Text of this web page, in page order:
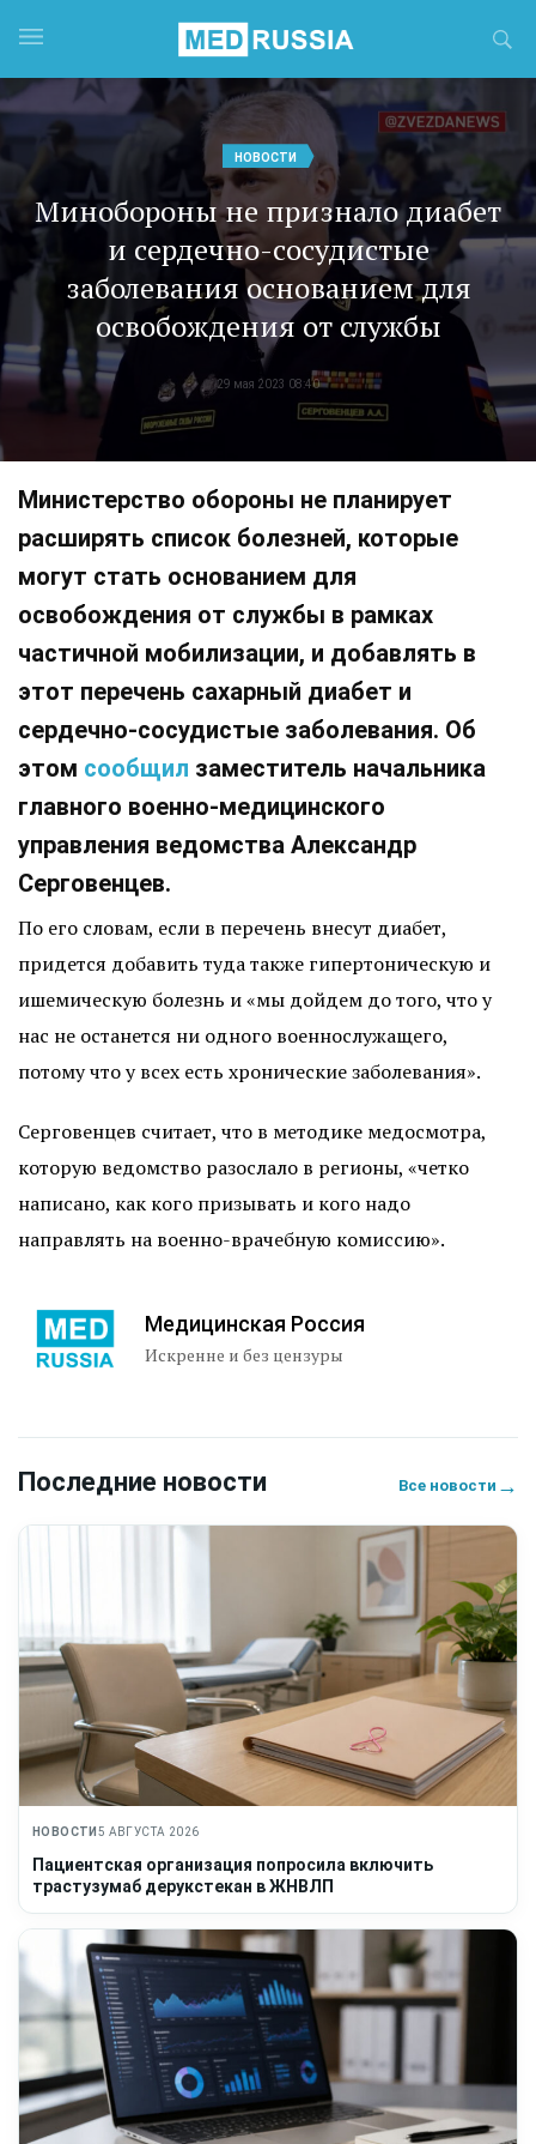
НОВОСТИ
Минобороны не признало диабет
и сердечно-сосудистые
заболевания основанием для
освобождения от службы
29 мая 2023 08:40
Министерство обороны не планирует
расширять список болезней, которые
могут стать основанием для
освобождения от службы в рамках
частичной мобилизации, и добавлять в
этот перечень сахарный диабет и
сердечно-сосудистые заболевания. Об
этом сообщил заместитель начальника
главного военно-медицинского
управления ведомства Александр
Серговенцев.
По его словам, если в перечень внесут диабет,
придется добавить туда также гипертоническую и
ишемическую болезнь и «мы дойдем до того, что у
нас не останется ни одного военнослужащего,
потому что у всех есть хронические заболевания».
Серговенцев считает, что в методике медосмотра,
которую ведомство разослало в регионы, «четко
написано, как кого призывать и кого надо
направлять на военно-врачебную комиссию».
Медицинская Россия
Искренне и без цензуры
Последние новости Все новости →
НОВОСТИ 5 АВГУСТА 2026
Пациентская организация попросила включить
трастузумаб дерукстекан в ЖНВЛП